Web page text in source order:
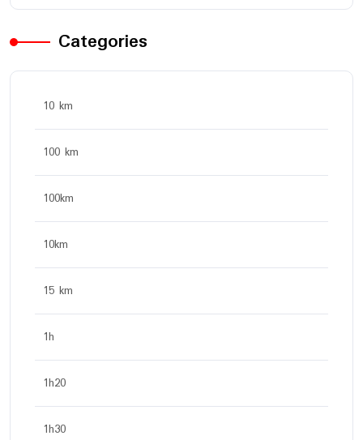
Categories
10 km
100 km
100km
10km
15 km
1h
1h20
1h30